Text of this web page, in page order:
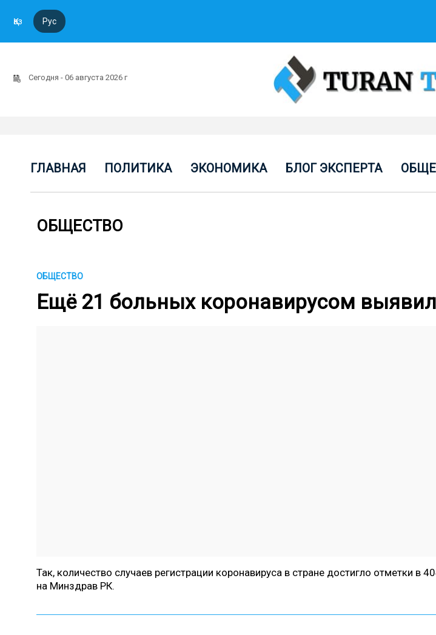
Қаз Рус
Сегодня - 06 августа 2026 г
ГЛАВНАЯ ПОЛИТИКА ЭКОНОМИКА БЛОГ ЭКСПЕРТА
ОБЩЕСТВО
ОБЩЕСТВО
Ещё 21 больных коронавирусом
Так, количество случаев регистрации коронавируса в стране достигло отметки в
на Минздрав РК.